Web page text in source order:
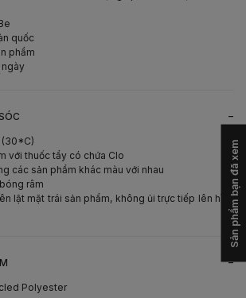
quốc
phẩm
-
(30*C)
với thuốc tẩy có chứa Clo
các sản phẩm khác màu với nhau
râm
lật mặt trái sản phẩm, không ủi trực tiếp lên hình
-
Polyester
Sản phẩm bạn đã xem